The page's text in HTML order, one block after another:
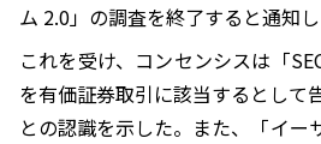
ム 2.0」の調査を終了すると通知し
これを受け、コンセンシスは「
を有価証券取引に該当するとして
との認識を示した。また、「イー